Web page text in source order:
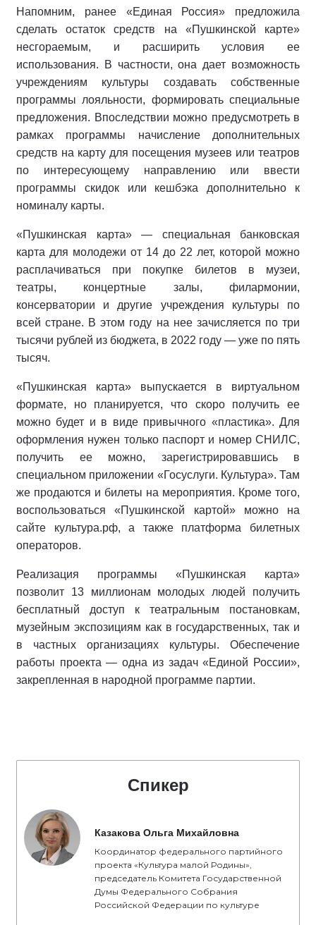
Напомним, ранее «Единая Россия» предложила
сделать остаток средств на «Пушкинской карте»
несгораемым, и расширить условия ее
использования. В частности, она дает возможность
учреждениям культуры создавать собственные
программы лояльности, формировать специальные
предложения. Впоследствии можно предусмотреть в
рамках программы начисление дополнительных
средств на карту для посещения музеев или театров
по интересующему направлению или ввести
программы скидок или кешбэка дополнительно к
номиналу карты.
«Пушкинская карта» — специальная банковская
карта для молодежи от 14 до 22 лет, которой можно
расплачиваться при покупке билетов в музеи,
театры, концертные залы, филармонии,
консерватории и другие учреждения культуры по
всей стране. В этом году на нее зачисляется по три
тысячи рублей из бюджета, в 2022 году — уже по пять
тысяч.
«Пушкинская карта» выпускается в виртуальном
формате, но планируется, что скоро получить ее
можно будет и в виде привычного «пластика». Для
оформления нужен только паспорт и номер СНИЛС,
получить ее можно, зарегистрировавшись в
специальном приложении «Госуслуги. Культура». Там
же продаются и билеты на мероприятия. Кроме того,
воспользоваться «Пушкинской картой» можно на
сайте культура.рф, а также платформа билетных
операторов.
Реализация программы «Пушкинская карта»
позволит 13 миллионам молодых людей получить
бесплатный доступ к театральным постановкам,
музейным экспозициям как в государственных, так и
в частных организациях культуры. Обеспечение
работы проекта — одна из задач «Единой России»,
закрепленная в народной программе партии.
Спикер
Казакова Ольга Михайловна
Координатор федерального партийного
проекта «Культура малой Родины»,
председатель Комитета Государственной
Думы Федерального Собрания
Российской Федерации по культуре